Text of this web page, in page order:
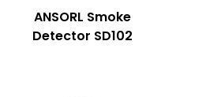
ANSORL Smoke
Detector SD102